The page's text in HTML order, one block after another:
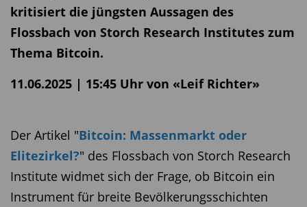
kritisiert die jüngsten Aussagen des
Flossbach von Storch Research Institutes zum
Thema Bitcoin.
11.06.2025 | 15:45 Uhr von «Leif Richter»
Der Artikel "Bitcoin: Massenmarkt oder
Elitezirkel?" des Flossbach von Storch Research
Institute widmet sich der Frage, ob Bitcoin ein
Instrument für breite Bevölkerungsschichten